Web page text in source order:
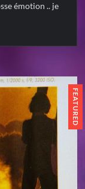
émotion .. je
FEATURED